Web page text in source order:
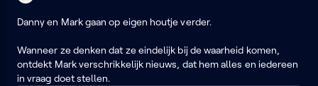
kan
enkel
in
de
Danny en Mark gaan op eigen houtje verder.
Wanneer ze denken dat ze eindelijk bij de waarheid komen,
ontdekt Mark verschrikkelijk nieuws, dat hem alles en iedereen
in vraag doet stellen.